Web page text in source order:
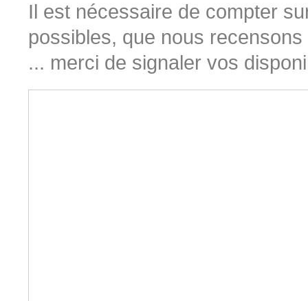
Il est nécessaire de compter
possibles, que nous
... merci de signaler vos